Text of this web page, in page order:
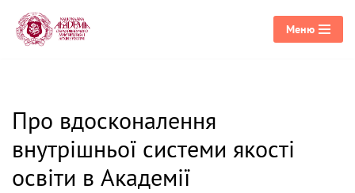
Перейти
Меню
Про вдосконалення
внутрішньої системи якості
освіти в Академії